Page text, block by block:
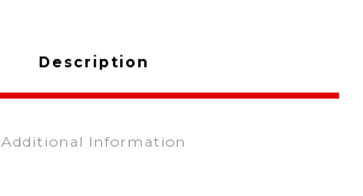
Description
Additional Information